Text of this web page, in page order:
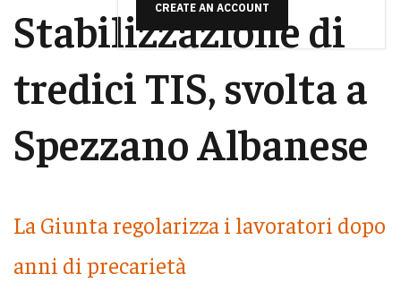
CREATE AN ACCOUNT
Stabilizzazione di
tredici TIS, svolta a
Spezzano Albanese
La Giunta regolarizza i lavoratori dopo
anni di precarietà